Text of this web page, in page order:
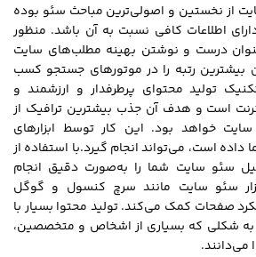
از نخستین و اصولی‌ترین مباحث سئو بوده
اطلاعات کافی نسبت به آن باشد. منظور
درست و نوشتن بهینه مطلب‌های سایت
بیشترین رتبه را در موتورهای جستجو کسب
تکنیک تولید محتوای پرطرفدار و ارزشمند و
است و هدف آن جذب بیشترین ترافیک از
خواهد بود. این کار توسط ابزارهای
داده است، می‌تواند انجام گیرد.با استفاده از
سئو سایت شما را به‌صورت دقیق انجام
سئو سایت مانند سرچ کنسول و گوگل
صفحات کمک می‌کند. تولید محتوا بسیار با
به شکلی که بسیاری از اشخاص و متخصصین،
می‌دانند.